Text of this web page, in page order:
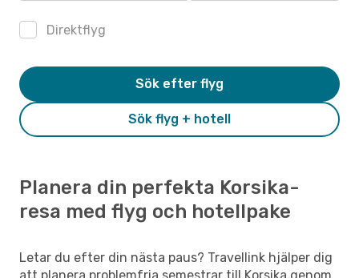
Direktflyg
Sök flyg + hotell
Sök efter flyg
Planera din perfekta Korsika-
resa med flyg och hotellpake
Letar du efter din nästa paus? Travellink hjälper dig